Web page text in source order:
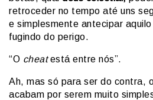
retroceder no tempo até uns
e simplesmente antecipar
fugindo do perigo.
“O cheatestá entre nós”.
Ah, mas só para ser do contra,
acabam por serem muito